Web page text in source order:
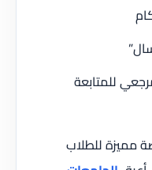
للمتابعة
مميزة للطلاب